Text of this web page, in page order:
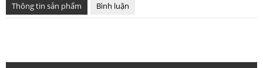
Thông tin sản phẩm Bình luận